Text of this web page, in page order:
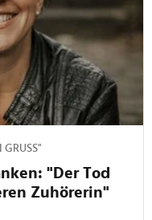
GRUSS"
"Der Tod
Zuhörerin"